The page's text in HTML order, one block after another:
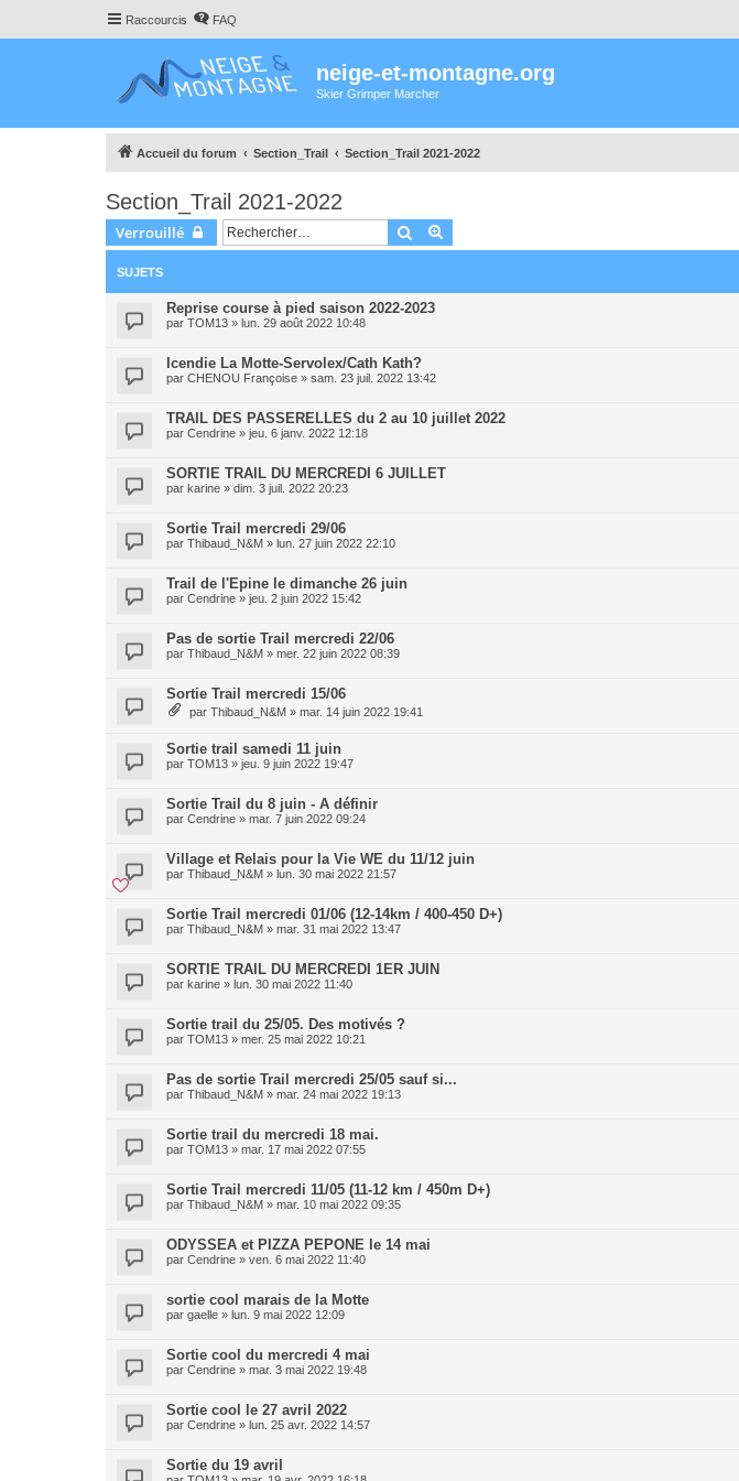
Raccourcis FAQ
neige-et-montagne.org
Skier Grimper Marcher
Accueil du forum Section_Trail Section_Trail 2021-2022
Section_Trail 2021-2022
Verrouillé Rechercher
SUJETS
Reprise course à pied saison 2022-2023
par TOM13 » lun. 29 août 2022 10:48
Icendie La Motte-Servolex/Cath Kath?
par CHENOU Françoise » sam. 23 juil. 2022 13:42
TRAIL DES PASSERELLES du 2 au 10 juillet 2022
par Cendrine » jeu. 6 janv. 2022 12:18
SORTIE TRAIL DU MERCREDI 6 JUILLET
par karine » dim. 3 juil. 2022 20:23
Sortie Trail mercredi 29/06
par Thibaud_N&M » lun. 27 juin 2022 22:10
Trail de l'Epine le dimanche 26 juin
par Cendrine » jeu. 2 juin 2022 15:42
Pas de sortie Trail mercredi 22/06
par Thibaud_N&M » mer. 22 juin 2022 08:39
Sortie Trail mercredi 15/06
par Thibaud_N&M » mar. 14 juin 2022 19:41
Sortie trail samedi 11 juin
par TOM13 » jeu. 9 juin 2022 19:47
Sortie Trail du 8 juin - A définir
par Cendrine » mar. 7 juin 2022 09:24
Village et Relais pour la Vie WE du 11/12 juin
par Thibaud_N&M » lun. 30 mai 2022 21:57
Sortie Trail mercredi 01/06 (12-14km / 400-450 D+)
par Thibaud_N&M » mar. 31 mai 2022 13:47
SORTIE TRAIL DU MERCREDI 1ER JUIN
par karine » lun. 30 mai 2022 11:40
Sortie trail du 25/05. Des motivés ?
par TOM13 » mer. 25 mai 2022 10:21
Pas de sortie Trail mercredi 25/05 sauf si...
par Thibaud_N&M » mar. 24 mai 2022 19:13
Sortie trail du mercredi 18 mai.
par TOM13 » mar. 17 mai 2022 07:55
Sortie Trail mercredi 11/05 (11-12 km / 450m D+)
par Thibaud_N&M » mar. 10 mai 2022 09:35
ODYSSEA et PIZZA PEPONE le 14 mai
par Cendrine » ven. 6 mai 2022 11:40
sortie cool marais de la Motte
par gaelle » lun. 9 mai 2022 12:09
Sortie cool du mercredi 4 mai
par Cendrine » mar. 3 mai 2022 19:48
Sortie cool le 27 avril 2022
par Cendrine » lun. 25 avr. 2022 14:57
Sortie du 19 avril